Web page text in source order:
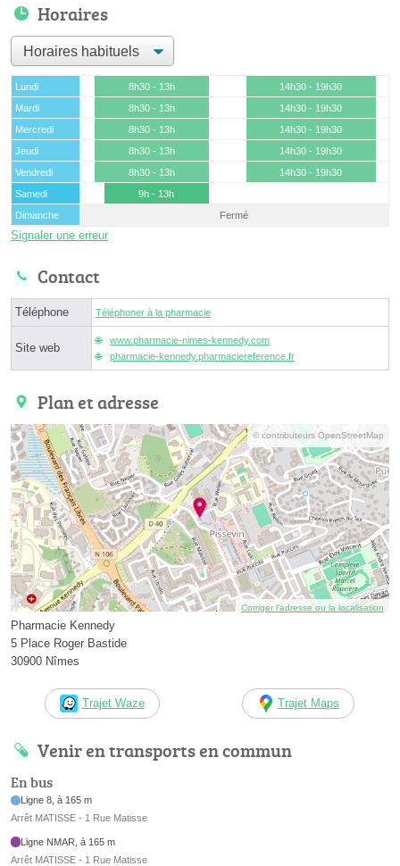
Horaires
Lundi 8h30 - 13h
14h30 - 19h30
Mardi
8h30 - 13h
14h30 - 19h30
Mercredi
8h30 - 13h
14h30 - 19h30
Jeudi
8h30 - 13h
14h30 - 19h30
Vendredi
8h30 - 13h
14h30 - 19h30
Samedi
9h - 13h
Dimanche
Fermé
Signaler une erreur
Contact
Téléphone Téléphoner à la pharmacie
Site web
www.pharmacie-nimes-kennedy.com
pharmacie-kennedy.pharmaciereference.fr
Plan et adresse
© contributeurs OpenStreetMap
Corriger l’adresse ou la localisation
Pharmacie Kennedy
5 Place Roger Bastide
30900 Nîmes
Trajet Waze Trajet Maps
Venir en transports en commun
En bus
Ligne 8, à 165 m
Arrêt MATISSE - 1 Rue Matisse
Ligne NMAR, à 165 m
Arrêt MATISSE - 1 Rue Matisse